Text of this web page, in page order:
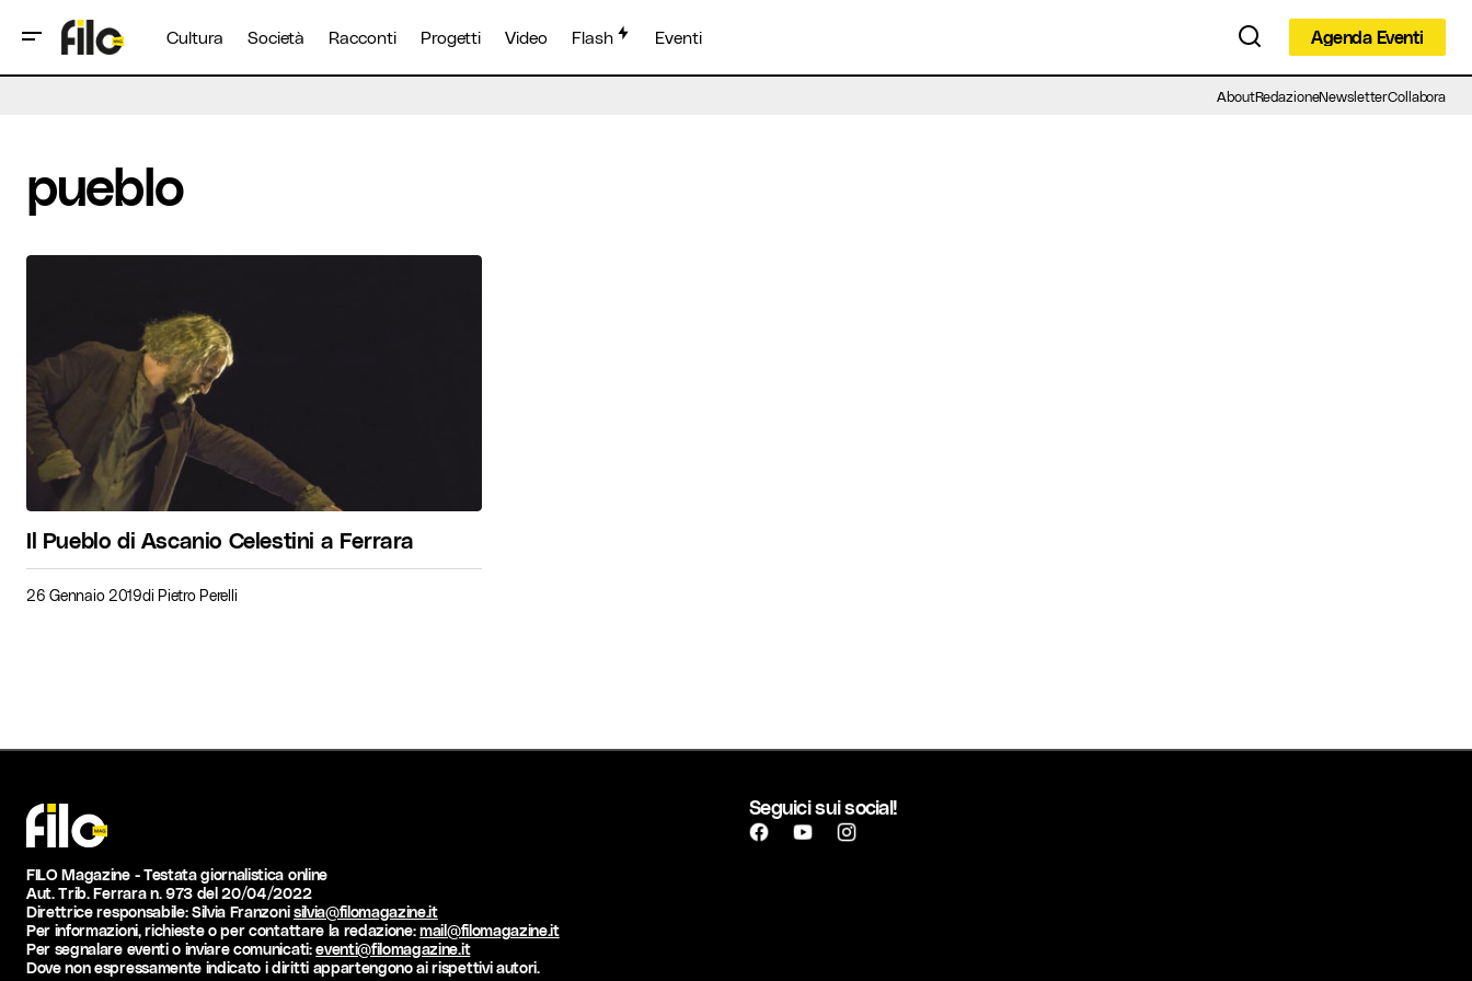
Cultura Società Racconti Progetti Video Flash Eventi
Agenda Eventi
Agenda Eventi
AboutRedazioneNewsletterCollabora
pueblo
Il Pueblo di Ascanio Celestini a Ferrara
26 Gennaio 2019di Pietro Perelli
FILO Magazine - Testata giornalistica online
Aut. Trib. Ferrara n. 973 del 20/04/2022
Direttrice responsabile: Silvia Franzonisilvia@filomagazine.it
Per informazioni, richieste o per contattare la redazione:mail@filomagazine.it
Per segnalare eventi o inviare comunicati:eventi@filomagazine.it
Dove non espressamente indicato i diritti appartengono ai rispettivi autori.
Seguici sui social!